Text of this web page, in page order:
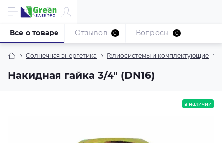
Солнечная энергетика Гелиосистемы и комплектующие
Накидная гайка 3/4" (DN16)
Все о товаре Отзывов 0 Вопросы 0
в наличии